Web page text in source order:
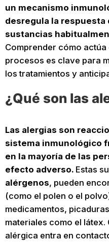
un mecanismo
desregula la
sustancias
Comprender cómo actúa
procesos es clave para
los tratamientos y
¿Qué son las
Las alergias son
sistema inmunológico
en la mayoría de las
efecto adverso. Estas
alérgenos, pueden
(como el polen o el
medicamentos,
materiales como el
alérgica entra en